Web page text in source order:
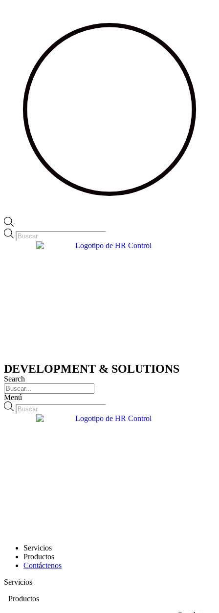
Búsqueda
de
productos
DEVELOPMENT & SOLUTIONS
Search
Menú
Búsqueda
de
productos
Servicios
Productos
Contáctenos
Servicios
Productos